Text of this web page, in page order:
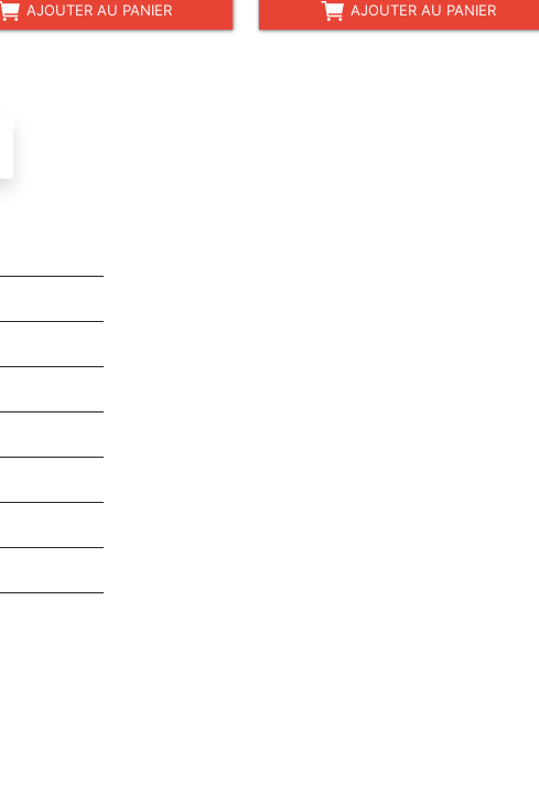
AJOUTER AU PANIER AJOUTER AU PANIER